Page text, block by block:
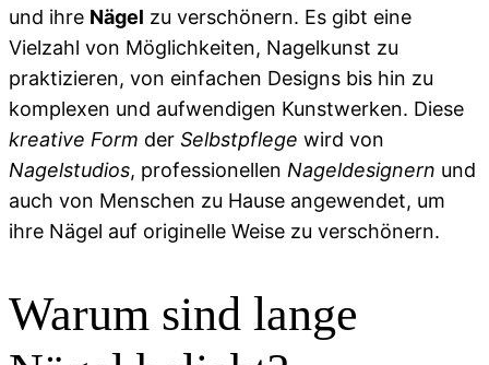
und ihre Nägel zu verschönern. Es gibt eine
Vielzahl von Möglichkeiten, Nagelkunst zu
praktizieren, von einfachen Designs bis hin zu
komplexen und aufwendigen Kunstwerken. Diese
kreative Form der Selbstpflege wird von
Nagelstudios, professionellen Nageldesignern und
auch von Menschen zu Hause angewendet, um
ihre Nägel auf originelle Weise zu verschönern.
Warum sind lange